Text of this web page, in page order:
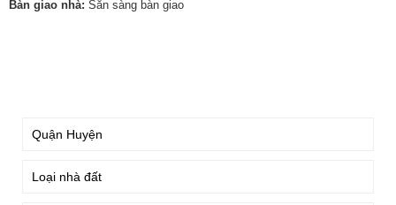
Bàn giao nhà: Sẵn sàng bàn giao